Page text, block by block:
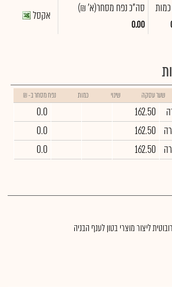
סה"כ נפח מסחר(א' ₪)
0.00
אקסל
שער עסקה שינוי כמות נפח מסחר ב- ₪
162.50
0.0
162.50
0.0
162.50
0.0
ליצור מוצרי בטון לענף הבניה